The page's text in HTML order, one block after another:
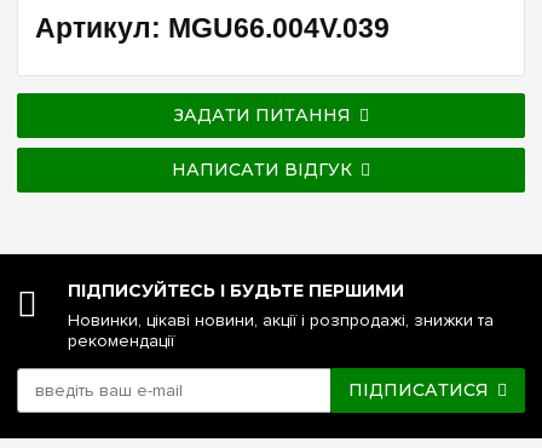
Артикул: MGU66.004V.039
ЗАДАТИ ПИТАННЯ
НАПИСАТИ ВІДГУК
ПІДПИСУЙТЕСЬ І БУДЬТЕ ПЕРШИМИ
Новинки, цікаві новини, акції і розпродажі, знижки та
рекомендації
ПІДПИСАТИСЯ